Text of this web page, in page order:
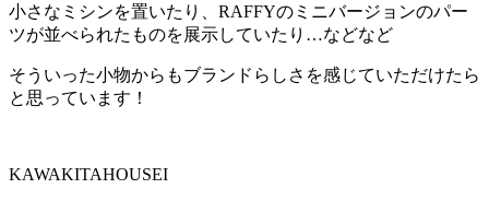
小さなミシンを置いたり、RAFFYのミニバージョンのパー
ツが並べられたものを展示していたり…などなど
そういった小物からもブランドらしさを感じていただけたら
と思っています！
KAWAKITAHOUSEI